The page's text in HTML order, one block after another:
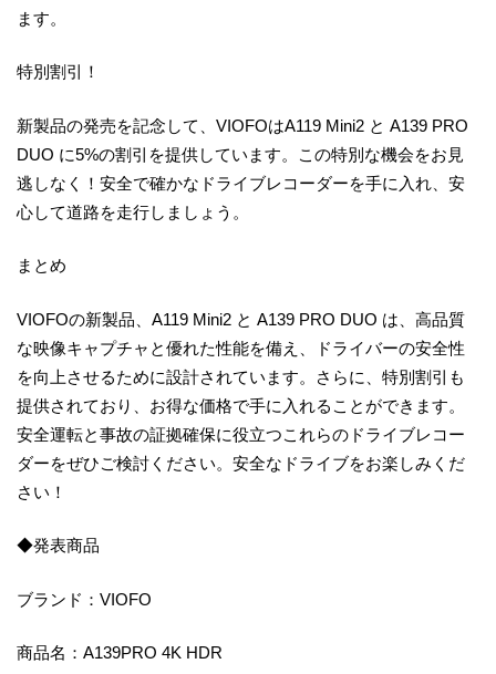
ます。
特別割引！
新製品の発売を記念して、VIOFOはA119 Mini2 と A139 PRO
DUO に5%の割引を提供しています。この特別な機会をお見
逃しなく！安全で確かなドライブレコーダーを手に入れ、安
心して道路を走行しましょう。
まとめ
VIOFOの新製品、A119 Mini2 と A139 PRO DUO は、高品質
な映像キャプチャと優れた性能を備え、ドライバーの安全性
を向上させるために設計されています。さらに、特別割引も
提供されており、お得な価格で手に入れることができます。
安全運転と事故の証拠確保に役立つこれらのドライブレコー
ダーをぜひご検討ください。安全なドライブをお楽しみくだ
さい！
◆発表商品
ブランド：VIOFO
商品名：A139PRO 4K HDR